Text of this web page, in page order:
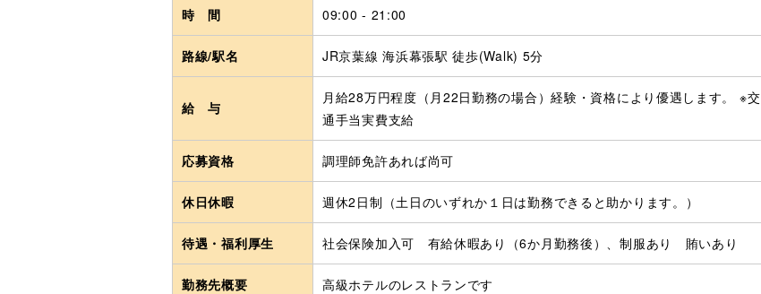
時 間 09:00 - 21:00
路線/駅名 JR京葉線 海浜幕張駅 徒歩(Walk) 5分
給 与
月給28万円程度（月22日勤務の場合）経験・資格により優遇します。 ※交
通手当実費支給
応募資格 調理師免許あれば尚可
休日休暇 週休2日制（土日のいずれか１日は勤務できると助かります。）
待遇・福利厚生 社会保険加入可 有給休暇あり（6か月勤務後）、制服あり 賄いあり
勤務先概要 高級ホテルのレストランです